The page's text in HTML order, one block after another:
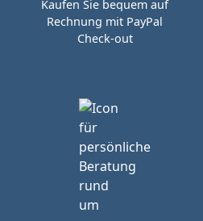
Kaufen Sie bequem auf
Rechnung mit PayPal
Check-out